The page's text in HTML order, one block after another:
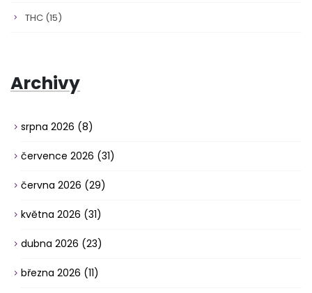
THC (15)
Archivy
srpna 2026 (8)
července 2026 (31)
června 2026 (29)
května 2026 (31)
dubna 2026 (23)
března 2026 (11)